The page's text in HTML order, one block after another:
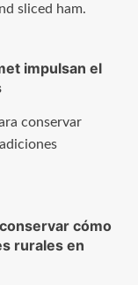
impulsan el
cómo
rurales en